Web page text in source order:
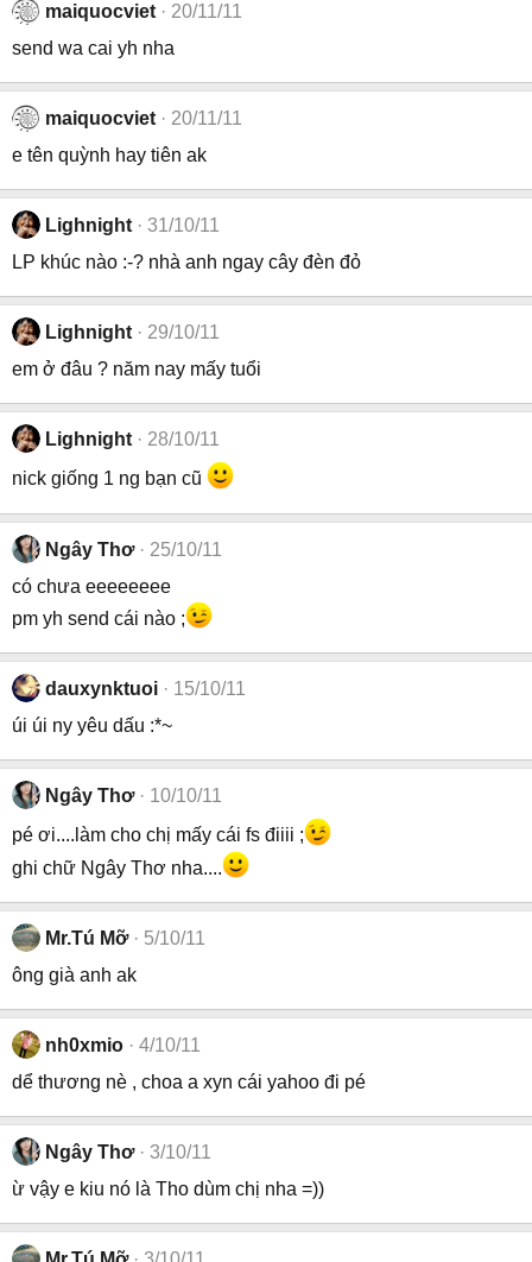
maiquocviet
20/11/11
send wa cai yh nha
maiquocviet
20/11/11
e tên quỳnh hay tiên ak
Lighnight
31/10/11
LP khúc nào :-? nhà anh ngay cây đèn đỏ
Lighnight
29/10/11
em ở đâu ? năm nay mấy tuổi
Lighnight
28/10/11
nick giống 1 ng bạn cũ
Ngây Thơ
25/10/11
có chưa eeeeeeee
pm yh send cái nào ;
dauxynktuoi
15/10/11
úi úi ny yêu dấu :*~
Ngây Thơ
10/10/11
pé ơi....làm cho chị mấy cái fs điiii ;
ghi chữ Ngây Thơ nha....
Mr.Tú Mỡ
5/10/11
ông già anh ak
nh0xmio
4/10/11
dể thương nè , choa a xyn cái yahoo đi pé
Ngây Thơ
3/10/11
ừ vậy e kiu nó là Tho dùm chị nha =))